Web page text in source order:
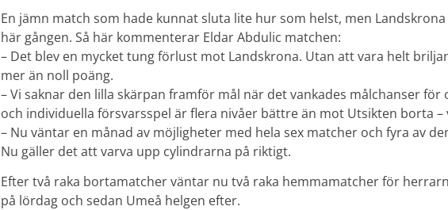
En jämn match som hade kunnat sluta lite hur som helst, men
här gången. Så här kommenterar Eldar Abdulic matchen:
– Det blev en mycket tung förlust mot Landskrona. Utan att vara helt
mer än noll poäng.
– Vi saknar den lilla skärpan framför mål när det vankades målchanser för
och individuella försvarsspel är flera nivåer bättre än mot Utsikten borta –
– Nu väntar en månad av möjligheter med hela sex matcher och fyra av
Nu gäller det att varva upp cylindrarna på riktigt.
Efter två raka bortamatcher väntar nu två raka hemmamatcher för
på lördag och sedan Umeå helgen efter.